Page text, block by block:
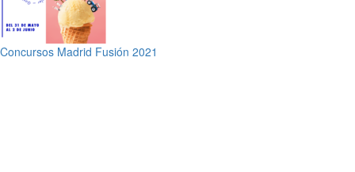
Concursos Madrid Fusión 2021